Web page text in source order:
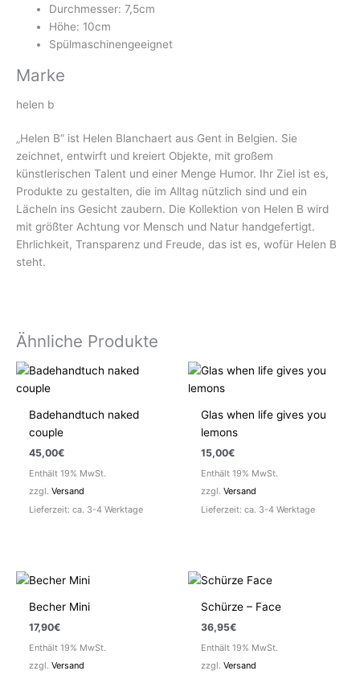
Durchmesser: 7,5cm
Höhe: 10cm
Spülmaschinengeeignet
Marke
helen b
„Helen B“ ist Helen Blanchaert aus Gent in Belgien. Sie
zeichnet, entwirft und kreiert Objekte, mit großem
künstlerischen Talent und einer Menge Humor. Ihr Ziel ist es,
Produkte zu gestalten, die im Alltag nützlich sind und ein
Lächeln ins Gesicht zaubern. Die Kollektion von Helen B wird
mit größter Achtung vor Mensch und Natur handgefertigt.
Ehrlichkeit, Transparenz und Freude, das ist es, wofür Helen B
steht.
Ähnliche Produkte
Badehandtuch naked
couple
45,00€
Enthält 19% MwSt.
zzgl.Versand
Lieferzeit: ca. 3-4 Werktage
Glas when life gives you
lemons
15,00€
Enthält 19% MwSt.
zzgl.Versand
Lieferzeit: ca. 3-4 Werktage
Becher Mini
17,90€
Enthält 19% MwSt.
zzgl.Versand
Schürze – Face
36,95€
Enthält 19% MwSt.
zzgl.Versand